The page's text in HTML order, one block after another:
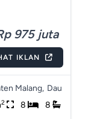
975 juta
IKLAN
Malang, Dau
2 8 8